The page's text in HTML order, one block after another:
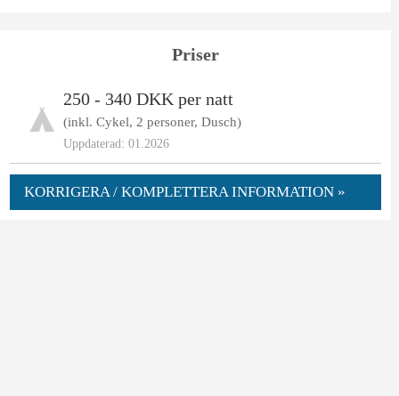
Priser
250 - 340 DKK per natt
(inkl. Cykel, 2 personer, Dusch)
Uppdaterad: 01.2026
KORRIGERA / KOMPLETTERA INFORMATION »